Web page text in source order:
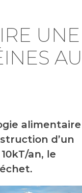
UNE
alimentaire
d’un
an, le